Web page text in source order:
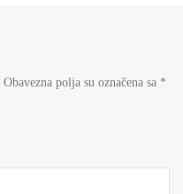
Obavezna polja su označena sa *